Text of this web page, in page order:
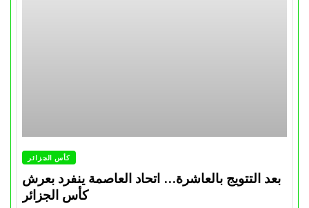
كأس الجزائر
بعد التتويج بالعاشرة… اتحاد العاصمة ينفرد بعرش
كأس الجزائر